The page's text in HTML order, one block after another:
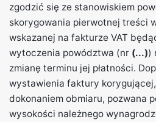
zgodzić się ze stanowiskiem
skorygowania pierwotnej treści
wskazanej na fakturze VAT
wytoczenia powództwa (nr (...))
zmianę terminu jej płatności.
wystawienia faktury
dokonaniem obmiaru, pozwana
wysokości należnego